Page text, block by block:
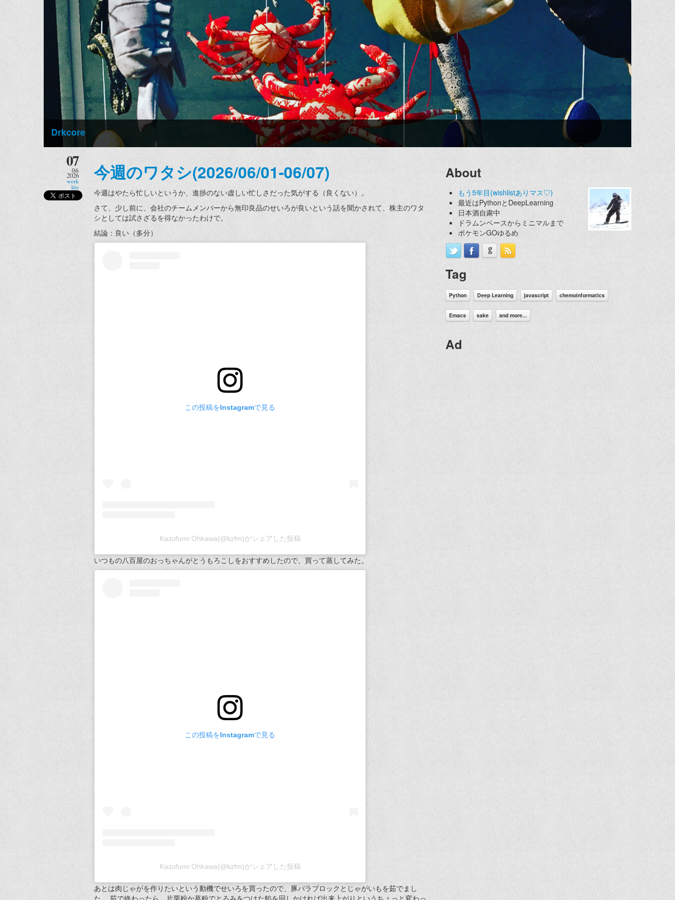
Drkcore
07
06
2026
work
life
今週のワタシ(2026/06/01-06/07)
今週はやたら忙しいというか、進捗のない虚しい忙しさだった気がする（良くない）。
さて、少し前に、会社のチームメンバーから無印良品のせいろが良いという話を聞かされて、株主のワタ
シとしては試さざるを得なかったわけで。
結論：良い（多分）
この投稿をInstagramで見る
Kazufumi Ohkawa(@kzfm)がシェアした投稿
いつもの八百屋のおっちゃんがとうもろこしをおすすめしたので、買って蒸してみた。
この投稿をInstagramで見る
Kazufumi Ohkawa(@kzfm)がシェアした投稿
あとは肉じゃがを作りたいという動機でせいろを買ったので、豚バラブロックとじゃがいもを茹でまし
た。 茹で終わったら、片栗粉か葛粉でとろみをつけた餡を回しかければ出来上がりというちょっと変わっ
About
もう5年目(wishlistありマス♡)
最近はPythonとDeepLearning
日本酒自粛中
ドラムンベースからミニマルまで
ポケモンGOゆるめ
Tag
Python Deep Learning javascript chemoinformatics
Emacs sake and more...
Ad